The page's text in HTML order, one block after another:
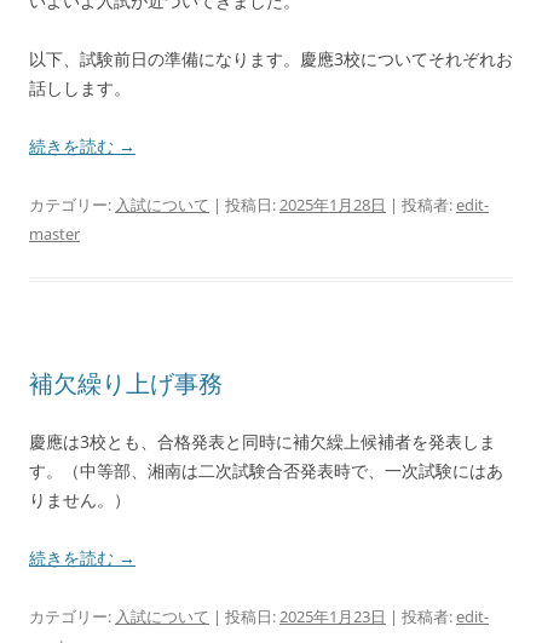
以下、試験前日の準備になります。慶應3校についてそれぞれお
話しします。
続きを読む →
カテゴリー: 入試について | 投稿日:2025年1月28日 | 投稿者:edit-
master
補欠繰り上げ事務
慶應は3校とも、合格発表と同時に補欠繰上候補者を発表しま
す。（中等部、湘南は二次試験合否発表時で、一次試験にはあ
りません。）
続きを読む →
カテゴリー: 入試について | 投稿日:2025年1月23日 | 投稿者:edit-